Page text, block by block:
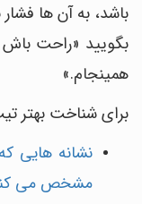
باشد، به آن ها
بگویید «راحت باش
همینجام.»
برای شناخت بهتر
نشانه هایی
مشخص می